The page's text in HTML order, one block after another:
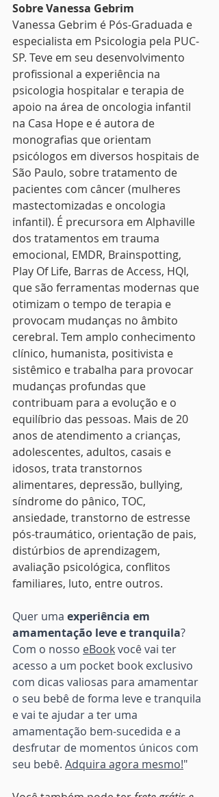
Sobre Vanessa Gebrim
Vanessa Gebrim é Pós-Graduada e
especialista em Psicologia pela PUC-
SP. Teve em seu desenvolvimento
profissional a experiência na
psicologia hospitalar e terapia de
apoio na área de oncologia infantil
na Casa Hope e é autora de
monografias que orientam
psicólogos em diversos hospitais de
São Paulo, sobre tratamento de
pacientes com câncer (mulheres
mastectomizadas e oncologia
infantil). É precursora em Alphaville
dos tratamentos em trauma
emocional, EMDR, Brainspotting,
Play Of Life, Barras de Access, HQI,
que são ferramentas modernas que
otimizam o tempo de terapia e
provocam mudanças no âmbito
cerebral. Tem amplo conhecimento
clínico, humanista, positivista e
sistêmico e trabalha para provocar
mudanças profundas que
contribuam para a evolução e o
equilíbrio das pessoas. Mais de 20
anos de atendimento a crianças,
adolescentes, adultos, casais e
idosos, trata transtornos
alimentares, depressão, bullying,
síndrome do pânico, TOC,
ansiedade, transtorno de estresse
pós-traumático, orientação de pais,
distúrbios de aprendizagem,
avaliação psicológica, conflitos
familiares, luto, entre outros.
Quer uma experiência em
amamentação leve e tranquila?
Com o nosso eBook você vai ter
acesso a um pocket book exclusivo
com dicas valiosas para amamentar
o seu bebê de forma leve e tranquila
e vai te ajudar a ter uma
amamentação bem-sucedida e a
desfrutar de momentos únicos com
seu bebê. Adquira agora mesmo!"